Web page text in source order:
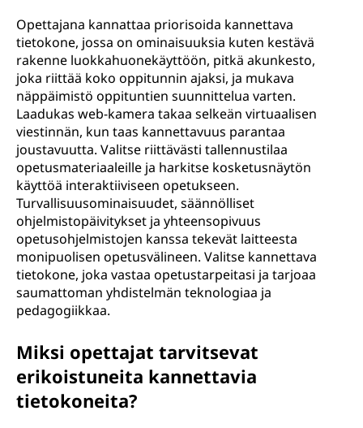
Opettajana kannattaa priorisoida kannettava
tietokone, jossa on ominaisuuksia kuten kestävä
rakenne luokkahuonekäyttöön, pitkä akunkesto,
joka riittää koko oppitunnin ajaksi, ja mukava
näppäimistö oppituntien suunnittelua varten.
Laadukas web-kamera takaa selkeän virtuaalisen
viestinnän, kun taas kannettavuus parantaa
joustavuutta. Valitse riittävästi tallennustilaa
opetusmateriaaleille ja harkitse kosketusnäytön
käyttöä interaktiiviseen opetukseen.
Turvallisuusominaisuudet, säännölliset
ohjelmistopäivitykset ja yhteensopivuus
opetusohjelmistojen kanssa tekevät laitteesta
monipuolisen opetusvälineen. Valitse kannettava
tietokone, joka vastaa opetustarpeitasi ja tarjoaa
saumattoman yhdistelmän teknologiaa ja
pedagogiikkaa.
Miksi opettajat tarvitsevat
erikoistuneita kannettavia
tietokoneita?